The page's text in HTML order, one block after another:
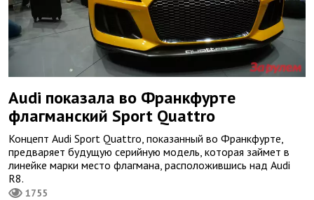
Audi показала во Франкфурте
флагманский Sport Quattro
Концепт Audi Sport Quattro, показанный во Франкфурте,
предваряет будущую серийную модель, которая займет в
линейке марки место флагмана, расположившись над Audi
R8.
1755